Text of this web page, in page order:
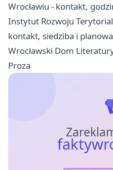
Wrocławiu - kontakt,
Instytut Rozwoju
kontakt, siedziba i
Wrocławski Dom
Proza